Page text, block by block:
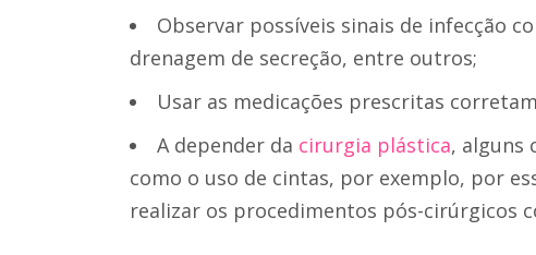
Observar possíveis sinais de infecção
drenagem de secreção, entre outros;
Usar as medicações prescritas
A depender da cirurgia plástica, alguns
como o uso de cintas, por exemplo, por
realizar os procedimentos pós-cirúrgicos